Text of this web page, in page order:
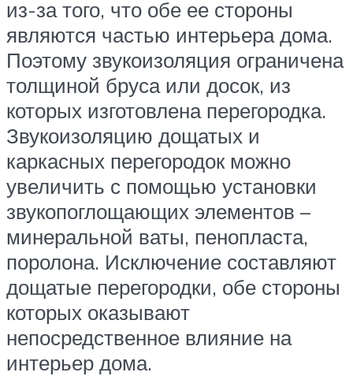
из-за того, что обе ее стороны
являются частью интерьера дома.
Поэтому звукоизоляция ограничена
толщиной бруса или досок, из
которых изготовлена перегородка.
Звукоизоляцию дощатых и
каркасных перегородок можно
увеличить с помощью установки
звукопоглощающих элементов –
минеральной ваты, пенопласта,
поролона. Исключение составляют
дощатые перегородки, обе стороны
которых оказывают
непосредственное влияние на
интерьер дома.